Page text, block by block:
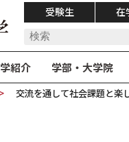
受験生 在
紹介 学部・大学院
交流を通して社会課題と楽